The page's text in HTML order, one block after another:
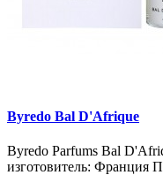
Byredo Bal D'Afrique
Byredo Parfums Bal
изготовитель: Франция